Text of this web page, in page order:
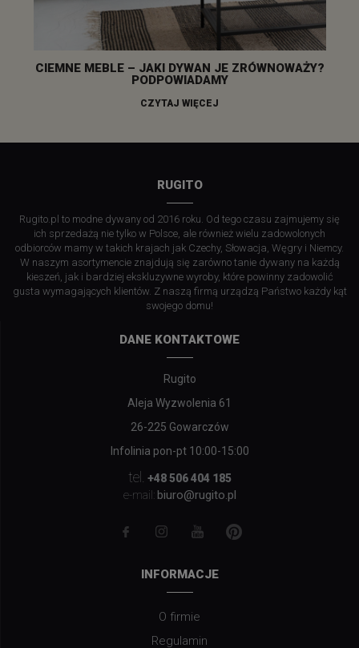
CIEMNE MEBLE – JAKI DYWAN JE ZRÓWNOWAŻY?
PODPOWIADAMY
CZYTAJ WIĘCEJ
RUGITO
Rugito.pl to modne dywany od 2016 roku. Od tego czasu zajmujemy się
ich sprzedażą nie tylko w Polsce, ale również wielu zadowolonych
odbiorców mamy w takich krajach jak Czechy, Słowacja, Węgry i Niemcy.
W naszym asortymencie znajdują się zarówno tanie dywany na każdą
kieszeń, jak i bardziej ekskluzywne wyroby, które powinny zadowolić
gusta wymagających klientów. Z naszą firmą urządzą Państwo każdy kąt
swojego domu!
DANE KONTAKTOWE
Rugito
Aleja Wyzwolenia 61
26-225 Gowarczów
Infolinia pon-pt 10:00-15:00
tel. +48 506 404 185
e-mail: biuro@rugito.pl
INFORMACJE
O firmie
Regulamin